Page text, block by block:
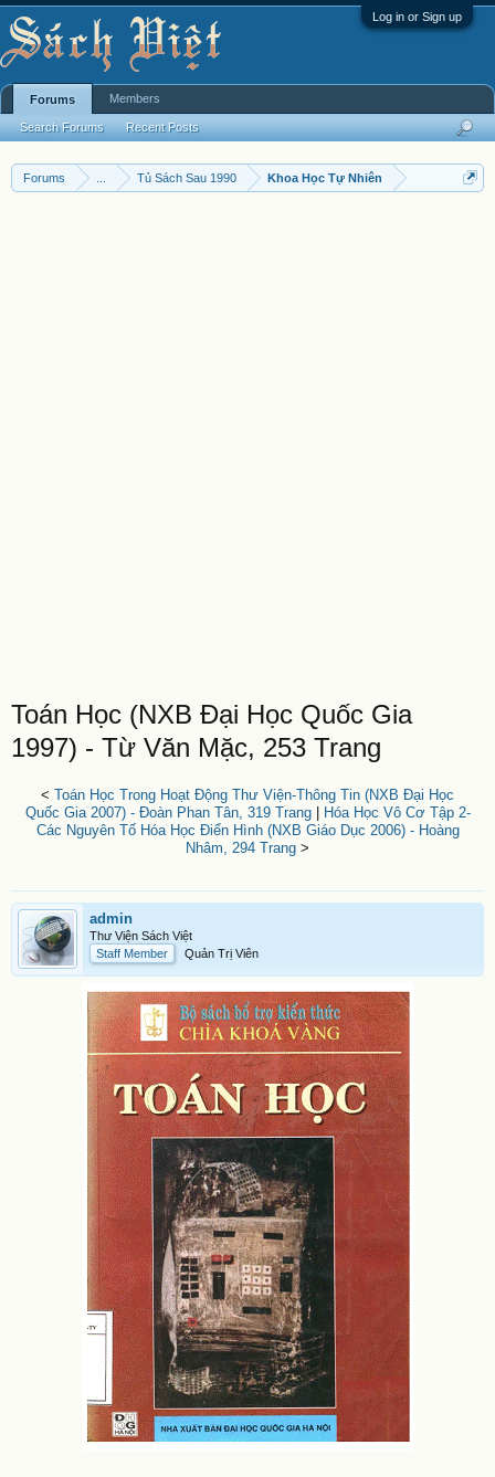
Log in or Sign up
Forums Tủ Sách Sau 1990 Khoa Học Tự Nhiên
Toán Học (NXB Đại Học Quốc Gia
1997) - Từ Văn Mặc, 253 Trang
< Toán Học Trong Hoạt Động Thư Viện-Thông Tin (NXB Đại Học
Quốc Gia 2007) - Đoàn Phan Tân, 319 Trang|
Hóa Học Vô Cơ Tập 2-
Các Nguyên Tố Hóa Học Điển Hình (NXB Giáo Dục 2006) - Hoàng
Nhâm, 294 Trang >
admin
Thư Viện Sách Việt
Staff Member
Quản Trị Viên
Forums
Search Forums Recent Posts
Members